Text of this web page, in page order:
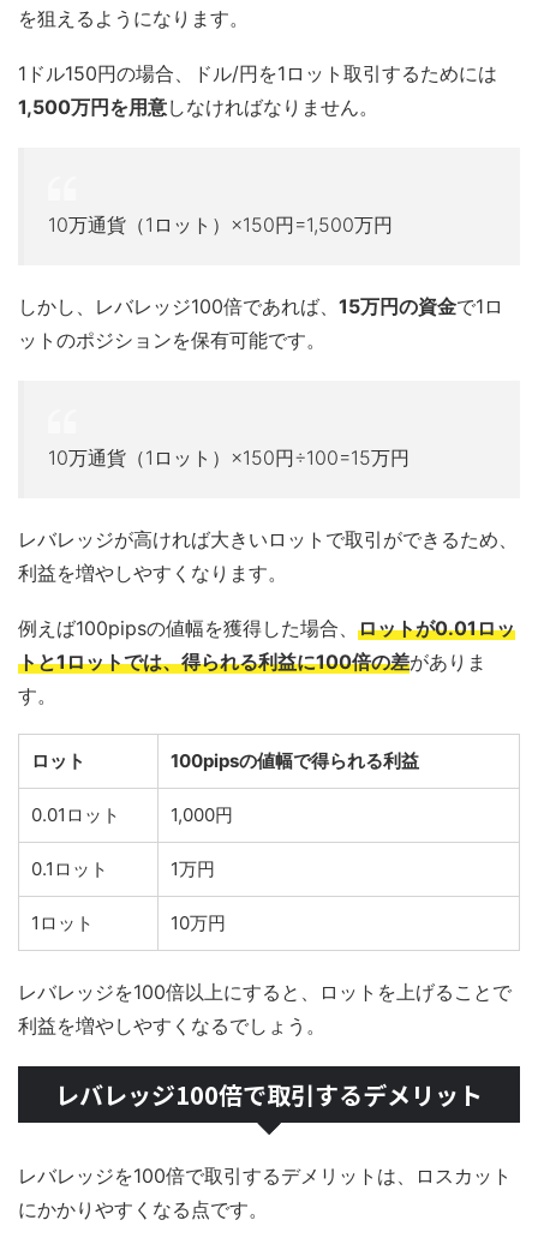
を狙えるようになります。
1ドル150円の場合、ドル/円を1ロット取引するためには
1,500万円を用意しなければなりません。
10万通貨（1ロット）×150円=1,500万円
しかし、レバレッジ100倍であれば、 15万円の資金で1ロ
ットのポジションを保有可能です。
10万通貨（1ロット）×150円÷100=15万円
レバレッジが高ければ大きいロットで取引ができるため、
利益を増やしやすくなります。
例えば100pipsの値幅を獲得した場合、 ロットが0.01ロッ
トと1ロットでは、得られる利益に100倍の差がありま
す。
ロット 100pipsの値幅で得られる利益
0.01ロット 1,000円
0.1ロット 1万円
1ロット 10万円
レバレッジを100倍以上にすると、ロットを上げることで
利益を増やしやすくなるでしょう。
レバレッジ100倍で取引するデメリット
レバレッジを100倍で取引するデメリットは、ロスカット
にかかりやすくなる点です。